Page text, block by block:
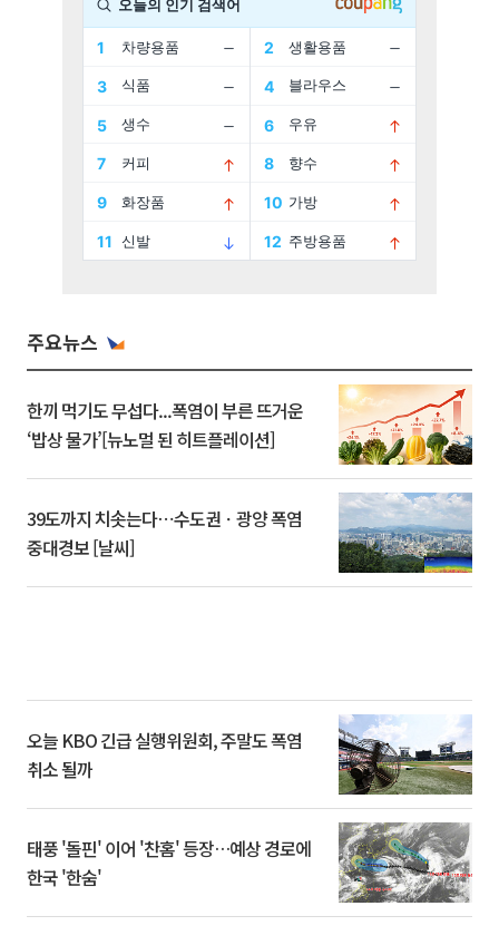
주요뉴스
한끼 먹기도 무섭다...폭염이 부른 뜨거운
‘밥상 물가’[뉴노멀 된 히트플레이션]
39도까지 치솟는다⋯수도권ㆍ광양 폭염
중대경보 [날씨]
오늘 KBO 긴급 실행위원회, 주말도 폭염
취소 될까
태풍 '돌핀' 이어 '찬홈' 등장…예상 경로에
한국 '한숨'